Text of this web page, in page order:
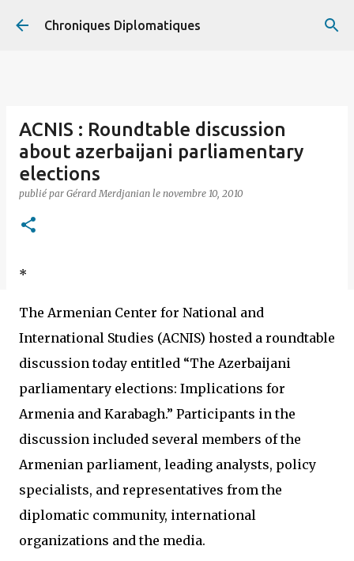
Accéder au contenu principal
Chroniques Diplomatiques
ACNIS : Roundtable discussion
about azerbaijani parliamentary
elections
publié par Gérard Merdjanian le novembre 10, 2010
*
The Armenian Center for National and
International Studies (ACNIS) hosted a roundtable
discussion today entitled “The Azerbaijani
parliamentary elections: Implications for
Armenia and Karabagh.” Participants in the
discussion included several members of the
Armenian parliament, leading analysts, policy
specialists, and representatives from the
diplomatic community, international
organizations and the media.